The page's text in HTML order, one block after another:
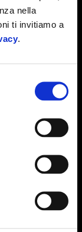
nella
ti invitiamo a